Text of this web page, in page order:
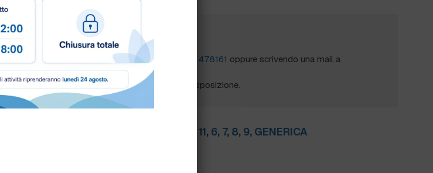
Come ordinare?
Puoi ordinare chiamando al 0172 478161 oppure scrivendo una mail a
info@bogliano.it
Per ogni informazione siamo a disposizione.
11, 6, 7, 8, 9, GENERICA